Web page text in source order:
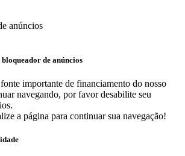
bloqueador de anúncios
importante de financiamento do nosso
navegando, por favor desabilite seu
a página para continuar sua navegação!